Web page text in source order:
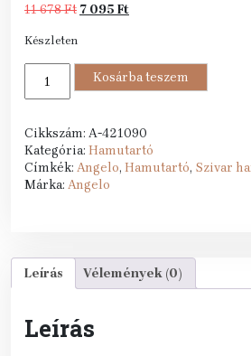
11 678Ft Original
11
678 Ft.
7 095 FtCurrent
7
095 Ft.
Készleten
hamutartó
szivarnak,
fekete
ovális
mennyiség
Kosárba teszem
Cikkszám: A-421090
Kategória: Hamutartó
Címkék: Angelo, Hamutartó, Szivar
Márka: Angelo
Leírás Vélemények (0)
Leírás